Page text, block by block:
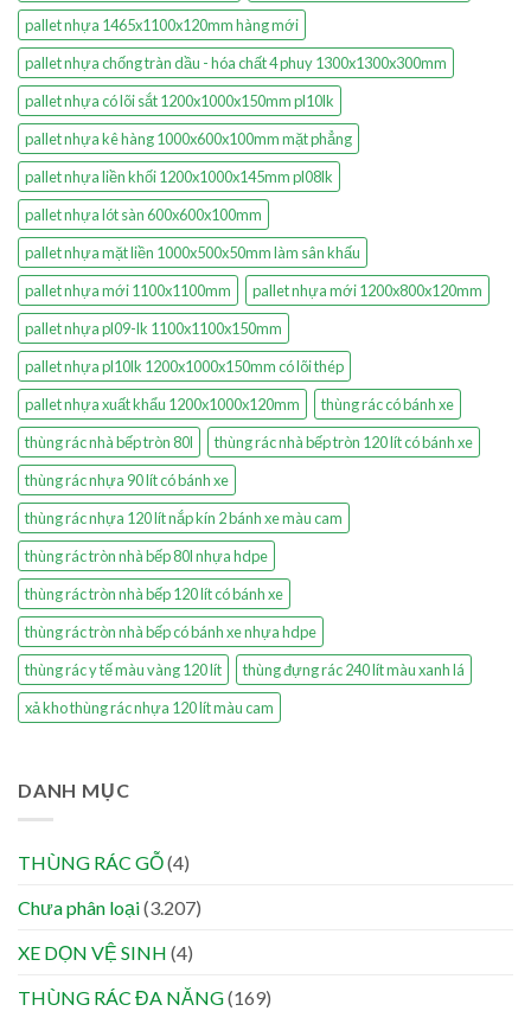
pallet nhựa 1465x1100x120mm hàng mới
pallet nhựa chống tràn dầu - hóa chất 4 phuy 1300x1300x300mm
pallet nhựa có lõi sắt 1200x1000x150mm pl10lk
pallet nhựa kê hàng 1000x600x100mm mặt phẳng
pallet nhựa liền khối 1200x1000x145mm pl08lk
pallet nhựa lót sàn 600x600x100mm
pallet nhựa mặt liền 1000x500x50mm làm sân khấu
pallet nhựa mới 1100x1100mm
pallet nhựa mới 1200x800x120mm
pallet nhựa pl09-lk 1100x1100x150mm
pallet nhựa pl10lk 1200x1000x150mm có lõi thép
pallet nhựa xuất khẩu 1200x1000x120mm
thùng rác có bánh xe
thùng rác nhà bếp tròn 80l
thùng rác nhà bếp tròn 120 lít có bánh xe
thùng rác nhựa 90 lít có bánh xe
thùng rác nhựa 120 lít nắp kín 2 bánh xe màu cam
thùng rác tròn nhà bếp 80l nhựa hdpe
thùng rác tròn nhà bếp 120 lít có bánh xe
thùng rác tròn nhà bếp có bánh xe nhựa hdpe
thùng rác y tế màu vàng 120 lít
thùng đựng rác 240 lít màu xanh lá
xả kho thùng rác nhựa 120 lít màu cam
DANH MỤC
THÙNG RÁC GỖ(4)
Chưa phân loại(3.207)
XE DỌN VỆ SINH (4)
THÙNG RÁC ĐA NĂNG(169)